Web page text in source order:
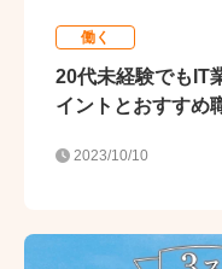
働く
20代未経験でもIT
イントとおすすめ
2023/10/10